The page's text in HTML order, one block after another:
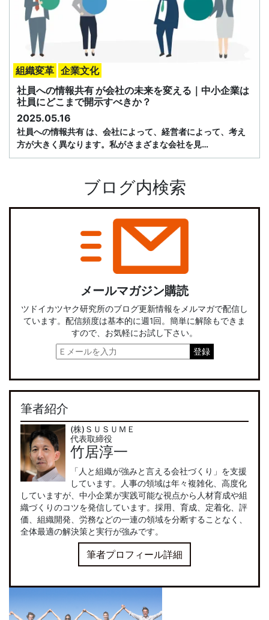
組織変革 企業文化
社員への情報共有 が会社の未来を変える｜中小企業は
社員にどこまで開示すべきか？
2025.05.16
社員への情報共有 は、会社によって、経営者によって、考え
方が大きく異なります。私がさまざまな会社を見…
ブログ内検索
メールマガジン購読
ツドイカツヤク研究所のブログ更新情報をメルマガで配信し
ています。配信頻度は基本的に週1回。簡単に解除もできま
すので、お気軽にお試し下さい。
筆者紹介
(株)ＳＵＳＵＭＥ
代表取締役
竹居淳一
「人と組織が強みと言える会社づくり」を支援
しています。人事の領域は年々複雑化、高度化
していますが、中小企業が実践可能な視点から人材育成や組
織づくりのコツを発信しています。採用、育成、定着化、評
価、組織開発、労務などの一連の領域を分断することなく、
全体最適の解決策と実行が強みです。
筆者プロフィール詳細